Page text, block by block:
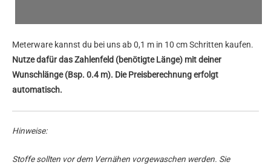
Meterware kannst du bei uns ab 0,1 m in 10 cm Schritten kaufen.
Nutze dafür das Zahlenfeld (benötigte Länge) mit deiner
Wunschlänge (Bsp. 0.4 m). Die Preisberechnung erfolgt
automatisch.
Hinweise:
Stoffe sollten vor dem Vernähen vorgewaschen werden. Sie